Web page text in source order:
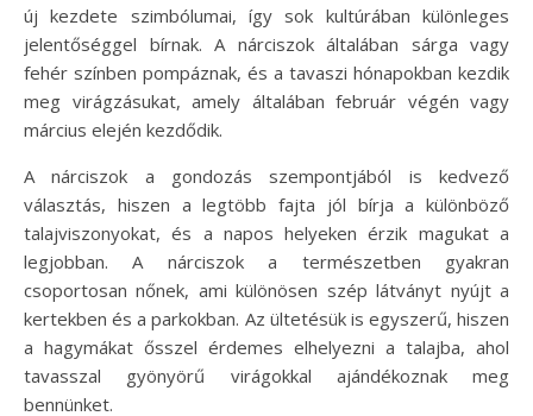
új kezdete szimbólumai, így sok kultúrában különleges
jelentőséggel bírnak. A nárciszok általában sárga vagy
fehér színben pompáznak, és a tavaszi hónapokban kezdik
meg virágzásukat, amely általában február végén vagy
március elején kezdődik.
A nárciszok a gondozás szempontjából is kedvező
választás, hiszen a legtöbb fajta jól bírja a különböző
talajviszonyokat, és a napos helyeken érzik magukat a
legjobban. A nárciszok a természetben gyakran
csoportosan nőnek, ami különösen szép látványt nyújt a
kertekben és a parkokban. Az ültetésük is egyszerű, hiszen
a hagymákat ősszel érdemes elhelyezni a talajba, ahol
tavasszal gyönyörű virágokkal ajándékoznak meg
bennünket.